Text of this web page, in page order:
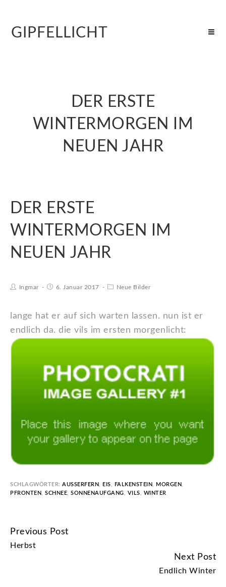
GIPFELLICHT
DER ERSTE
WINTERMORGEN IM
NEUEN JAHR
DER ERSTE
WINTERMORGEN IM
NEUEN JAHR
Ingmar 6. Januar 2017 Neue Bilder
lange hat er auf sich warten lassen. nun ist er
endlich da. die vils im ersten morgenlicht:
SCHLAGWÖRTER: AUSSERFERN EIS FALKENSTEIN MORGEN
PFRONTEN
SCHNEE SONNENAUFGANG VILS WINTER
CONTINUE
READING
Previous Post
Herbst
Next Post
Endlich Winter